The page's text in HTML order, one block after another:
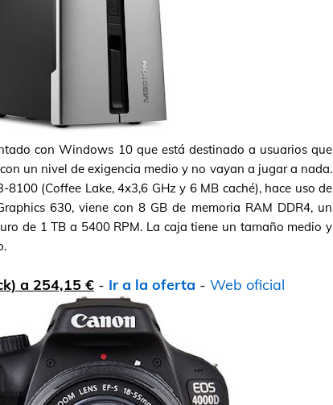
con Windows 10 que está destinado a usuarios que
un nivel de exigencia medio y no vayan a jugar a nada.
(Coffee Lake, 4x3,6 GHz y 6 MB caché), hace uso de
630, viene con 8 GB de memoria RAM DDR4, un
de 1 TB a 5400 RPM. La caja tiene un tamaño medio y
a 254,15 € - Ir a la oferta - Web oficial